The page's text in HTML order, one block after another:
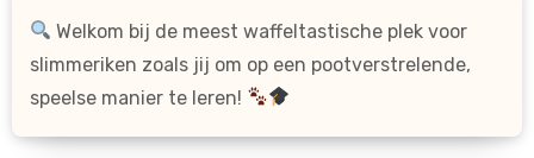
Welkom bij de meest waffeltastische plek voor
slimmeriken zoals jij om op een pootverstrelende,
speelse manier te leren!